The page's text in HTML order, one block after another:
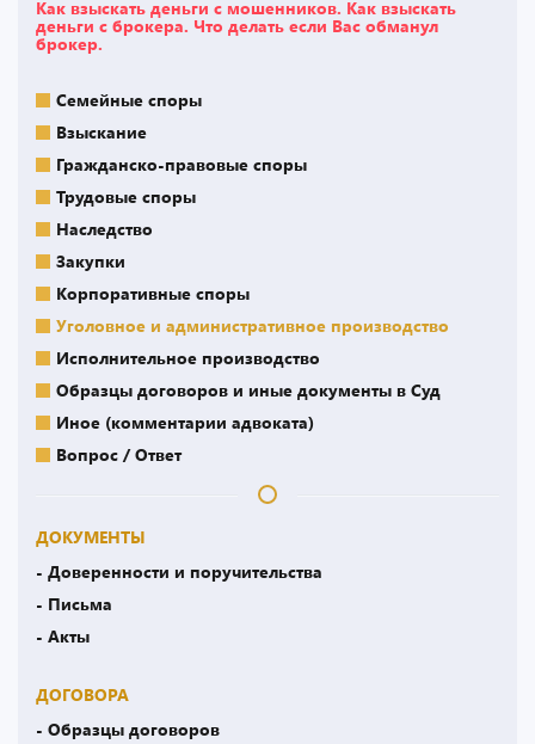
Как взыскать деньги с мошенников. Как взыскать
деньги с брокера. Что делать если Вас обманул
брокер.
Семейные споры
Взыскание
Гражданско-правовые споры
Трудовые споры
Наследство
Закупки
Корпоративные споры
Уголовное и административное производство
Исполнительное производство
Образцы договоров и иные документы в Суд
Иное (комментарии адвоката)
Вопрос / Ответ
ДОКУМЕНТЫ
- Доверенности и поручительства
- Письма
- Акты
ДОГОВОРА
- Образцы договоров